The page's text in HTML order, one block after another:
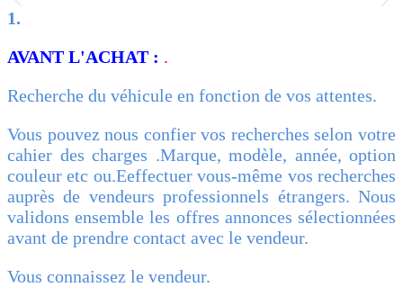
1.
AVANT L'ACHAT : .
Recherche du véhicule en fonction de vos attentes.
Vous pouvez nous confier vos recherches selon votre
cahier des charges .Marque, modèle, année, option
couleur etc ou.Eeffectuer vous-même vos recherches
auprès de vendeurs professionnels étrangers. Nous
validons ensemble les offres annonces sélectionnées
avant de prendre contact avec le vendeur.
Vous connaissez le vendeur.